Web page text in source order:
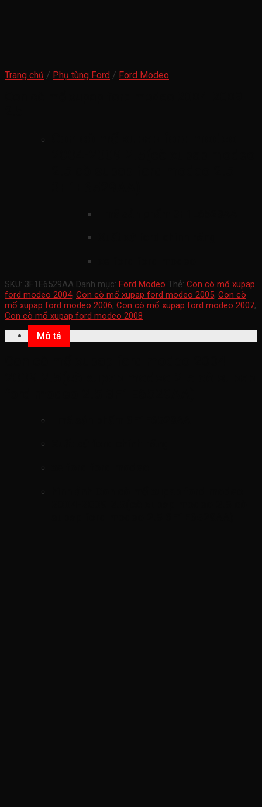
Trang chủ / Phụ tùng Ford / Ford Modeo
SKU: 3F1E6529AA Danh mục: Ford Modeo Thẻ: Con cò mổ xupap
ford modeo 2004, Con cò mổ xupap ford modeo 2005, Con cò
mổ xupap ford modeo 2006, Con cò mổ xupap ford modeo 2007,
Con cò mổ xupap ford modeo 2008
Mô tả